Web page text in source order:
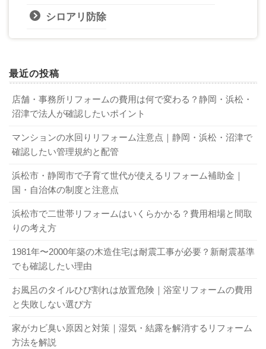
シロアリ防除
最近の投稿
店舗・事務所リフォームの費用は何で変わる？静岡・浜松・
沼津で法人が確認したいポイント
マンションの水回りリフォーム注意点｜静岡・浜松・沼津で
確認したい管理規約と配管
浜松市・静岡市で子育て世代が使えるリフォーム補助金｜
国・自治体の制度と注意点
浜松市で二世帯リフォームはいくらかかる？費用相場と間取
りの考え方
1981年〜2000年築の木造住宅は耐震工事が必要？新耐震基準
でも確認したい理由
お風呂のタイルひび割れは放置危険｜浴室リフォームの費用
と失敗しない選び方
家がカビ臭い原因と対策｜湿気・結露を解消するリフォーム
方法を解説